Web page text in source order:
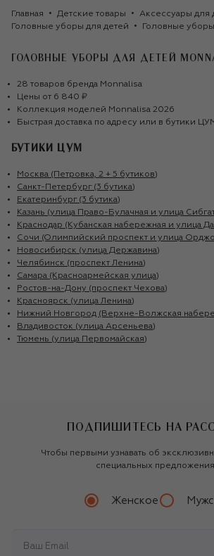
Главная Детские товары
Аксессуары для
Головные уборы для детей
Головные
ГОЛОВНЫЕ УБОРЫ ДЛЯ ДЕТЕЙ
28 товаров бренда Monnalisa
Цены от 6 840 ₽
Коллекция моделей Monnalisa 2026
Быстрая доставка по адресу или в бутики
БУТИКИ ЦУМ
Москва (Петровка, 2 + 5 бутиков)
Санкт-Петербург (3 бутика)
Екатеринбург (3 бутика)
Казань (улица Право-Булачная и улица
Краснодар (Кубанская набережная и улица
Сочи (Олимпийский проспект и улица
Новосибирск (улица Державина)
Челябинск (проспект Ленина)
Самара (Красноармейская улица)
Ростов-на-Дону (проспект Чехова)
Красноярск (улица Ленина)
Нижний Новгород (Верхне-Волжская
Владивосток (улица Арсеньева)
Тюмень (улица Первомайская)
ПОДПИШИТЕСЬ НА
Чтобы первыми узнавать об
специальных
Женское